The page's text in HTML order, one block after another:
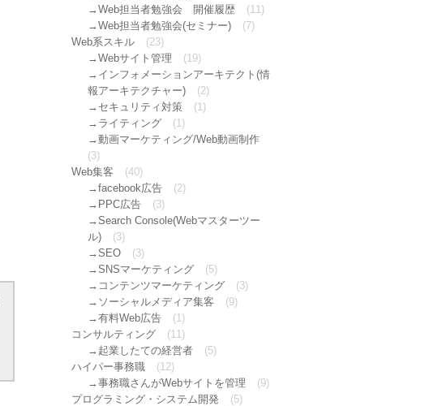
Web担当者勉強会 開催履歴
(11)
Web担当者勉強会(セミナー)
(7)
Web系スキル
(23)
Webサイト管理
(19)
インフォメーションアーキテクト(情
報アーキテクチャー)
(2)
セキュリティ対策
(1)
ライティング
(1)
動画マーケティング/Web動画制作
(3)
Web集客
(40)
facebook広告
(2)
PPC広告
(3)
Search Console(Webマスターツー
ル)
(3)
SEO
(3)
SNSマーケティング
(5)
コンテンツマーケティング
(3)
ソーシャルメディア集客
(9)
有料Web広告
(1)
コンサルティング
(11)
起業したての経営者
(5)
ハイパー事務職
(12)
事務職さんがWebサイトを管理
(9)
プログラミング・システム開発
(5)